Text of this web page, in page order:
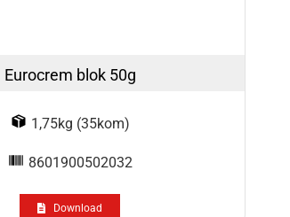
Eurocrem blok 50g
1,75kg (35kom)
8601900502032
Download